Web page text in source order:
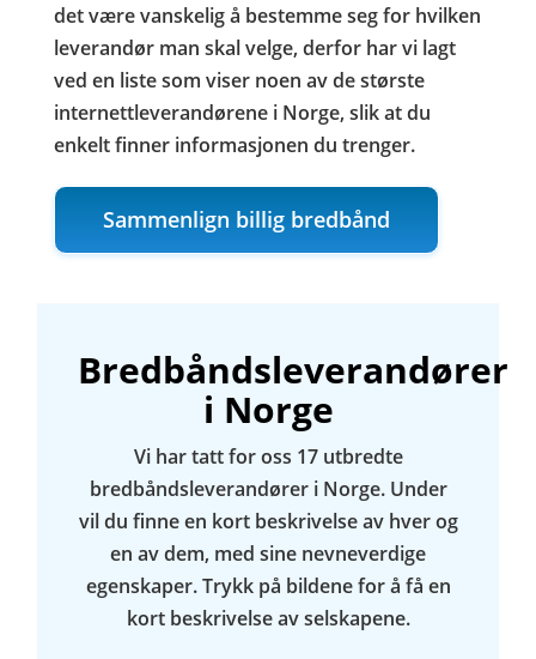
det være vanskelig å bestemme seg for hvilken
leverandør man skal velge, derfor har vi lagt
ved en liste som viser noen av de største
internettleverandørene i Norge, slik at du
enkelt finner informasjonen du trenger.
Sammenlign billig bredbånd
Bredbåndsleverandører
i Norge
Vi har tatt for oss 17 utbredte
bredbåndsleverandører i Norge. Under
vil du finne en kort beskrivelse av hver og
en av dem, med sine nevneverdige
egenskaper. Trykk på bildene for å få en
kort beskrivelse av selskapene.